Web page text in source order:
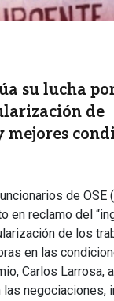
su lucha
de
mejores
de OSE
en reclamo del
de los
en las
Carlos Larrosa,
negociaciones,